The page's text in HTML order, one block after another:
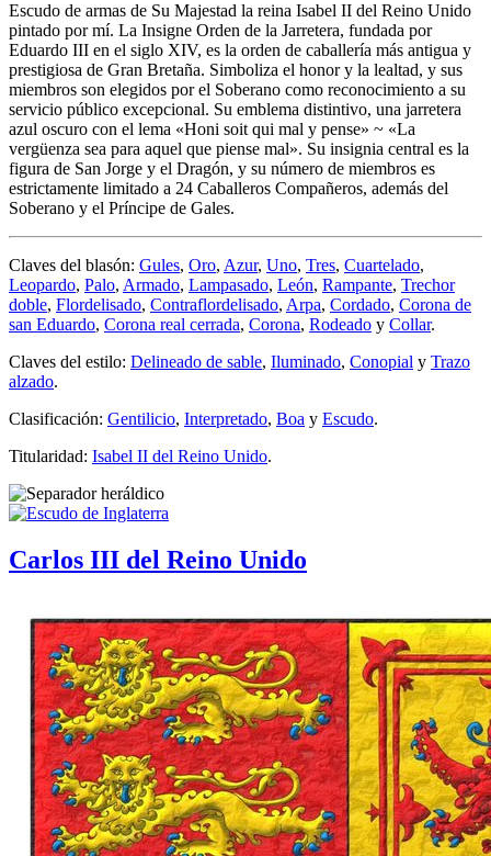
Escudo de armas de Su Majestad la reina Isabel II del Reino Unido
pintado por mí. La Insigne Orden de la Jarretera, fundada por
Eduardo III en el siglo XIV, es la orden de caballería más antigua y
prestigiosa de Gran Bretaña. Simboliza el honor y la lealtad, y sus
miembros son elegidos por el Soberano como reconocimiento a su
servicio público excepcional. Su emblema distintivo, una jarretera
azul oscuro con el lema «Honi soit qui mal y pense» ~ «La
vergüenza sea para aquel que piense mal». Su insignia central es la
figura de San Jorge y el Dragón, y su número de miembros es
estrictamente limitado a 24 Caballeros Compañeros, además del
Soberano y el Príncipe de Gales.
Claves del blasón: Gules, Oro, Azur, Uno, Tres, Cuartelado,
Leopardo, Palo, Armado, Lampasado, León, Rampante, Trechor
doble, Flordelisado, Contraflordelisado, Arpa, Cordado, Corona de
san Eduardo, Corona real cerrada, Corona, Rodeado y Collar.
Claves del estilo: Delineado de sable, Iluminado, Conopial y Trazo
alzado.
Clasificación: Gentilicio, Interpretado, Boa y Escudo.
Titularidad: Isabel II del Reino Unido.
Carlos III del Reino Unido